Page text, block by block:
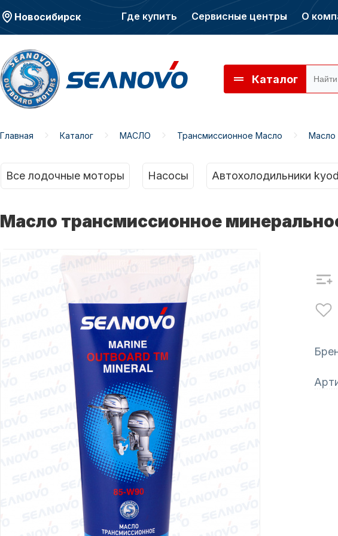
Новосибирск Где купить Сервисные центры О
Каталог
Якорно-швартовое
оборудование
Запчасти для
Автохолодильник
Главная Каталог МАСЛО Трансмиссионное Масло Масло
Все лодочные моторы Насосы Автохолодильники
Масло трансмиссионное